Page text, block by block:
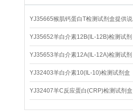
YJ35665猴肌钙蛋白T检测试剂盒提供说
明书
YJ35652羊白介素12B(IL-12B)检测试剂
盒
YJ35653羊白介素12A(IL-12A)检测试剂
盒
YJ32403羊白介素10(IL-10)检测试剂盒
YJ32407羊C反应蛋白(CRP)检测试剂盒